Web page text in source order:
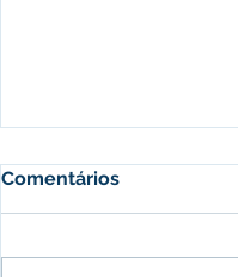
Comentários